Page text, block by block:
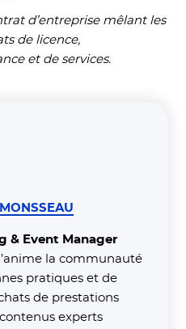
d’entreprise mêlant les
de licence,
et de services.
& Event Manager
la communauté
pratiques et de
de prestations
experts